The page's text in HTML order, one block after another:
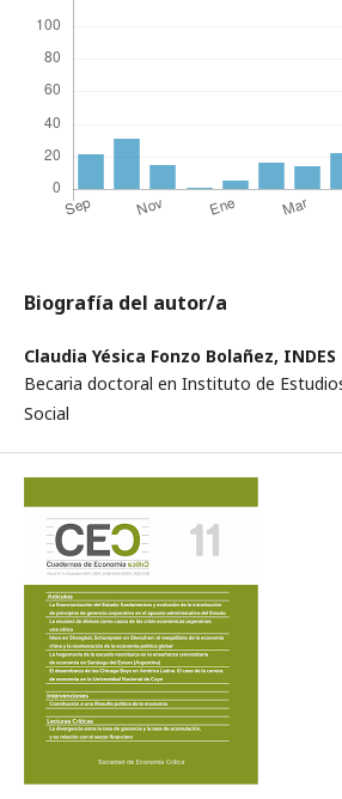
Biografía del autor/a
Claudia Yésica Fonzo Bolañez, INDES
Becaria doctoral en Instituto de
Social